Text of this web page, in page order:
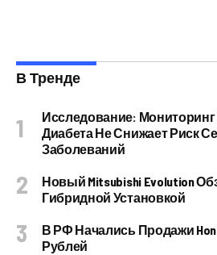
В Тренде
Исследование: Мониторинг
Диабета Не Снижает Риск
Заболеваний
Новый Mitsubishi Evolution
Гибридной Установкой
В РФ Начались Продажи
Рублей